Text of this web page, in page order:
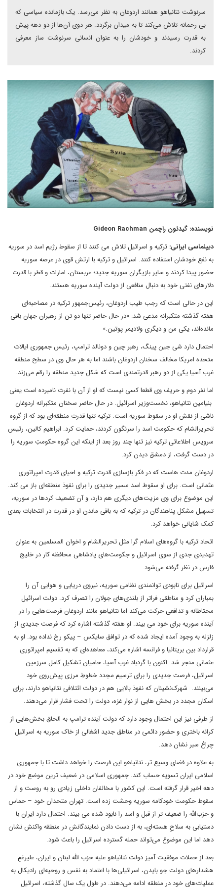
سرنوشت نتانیاهو همانند اردوغان به نظر می‌رسد. یک بازمانده سیاسی که
بی رحمانه تلاش می‌کند تا به میدان برگردد. هر دوی آن‌ها از دو دهه پیش
به قدرت رسیدند و خودشان را به عنوان انسانی سرنوشت ساز معرفی
کردند.
نویسنده: گیدئون راچمن Gideon Rachman
دیپلماسی ایرانی: ترکیه و اسرائیل تلاش می کنند تا از سقوط رژیم اسد در سوریه
به نفع خودشان استفاده کنند. اسرائیل و ترکیه با ارتش قوی در عرصه سوریه
حضور پیدا کردند و سایر بازیگران سوریه جدید؛ عربستان، امارات و قطر با قدرت
دلارهای نفتی خود به دنبال منافعی از دولت آینده سوریه هستند.
این در حالی است که رجب طیب اردوغان، رئیس‌جمهور ترکیه در مصاحبه‌ای
هفته گذشته متکبرانه مدعی شد: «در حال حاضر تنها دو تن از رهبران جهان باقی
مانده‌اند، یکی من و دیگری ولادیمر پوتین.»
احتمال دارد شی جین پینگ، رهبر چین و دونالد ترامپ، رئیس جمهوری ایالات
متحده امریکا مخالف سخنان اردوغان باشند اما به هر حال وی در سطح منطقه
غرب آسیا یکی از دو رهبر قدرتمندی است که شکل جدید منطقه را رقم می‌زند.
اما نفر دوم و حریف وی قطعا کسی نیست که او از آن با نفرت نامبرده است یعنی
بنیامین نتانیاهو، نخست‌وزیر اسرائیل. در حال حاضر سخنان متکبرانه اردوغان
ناشی از نقش او در سقوط سوریه است. ترکیه تنها قدرت منطقه‌ای بود که از گروه
تحریرالشام که حکومت اسد را سرنگون کردند، حمایت کرد‌. ابراهیم کالین، رئیس
سرویس اطلاعاتی ترکیه نیز تنها چند روز بعد از اینکه این گروه حکومتِ سوریه را
در دست گرفت، از دمشق دیدن کرد.
اردوغان مدت هاست که در فکر بازسازی قدرت ترکیه و احیای قدرت امپراتوری
عثمانی است. برای او سقوط اسد مسیر جدیدی را برای نفوذ منطقه‌ای باز می کند.
این موضوع برای وی مزیت‌های دیگری هم دارد، و آن تضعیف کردها در سوریه،
تسهیل مشکل پناهندگان در ترکیه که به باقی ماندن او در قدرت در انتخابات بعدی
کمک شایانی خواهد کرد.
اتحاد ترکیه با گروه‌های اسلام گرا مثل تحریرالشام و اخوان المسلمین به عنوان
تهدیدی جدی از سوی اسرائیل و جکومت‌های پادشاهی‌ محافظه کار در خلیج
فارس در نظر گرفته می‌شود.
اسرائیل برای نابودی توانمندی نظامی سوریه، نیروی دریایی و هوایی آن را
بمباران کرد و مناطقی فراتر از بلندی‌های جولان را تصرف کرد. دولت اسرائیل
محتاطانه و تدافعی حرکت می‌کند اما نتانیاهو مانند اردوغان فرصت‌هایی را در
آینده سوریه برای خود می بیند. او هفته گذشته اشاره کرد که فرصت جدیدی از
زلزله به وجود آمده ایجاد شده که در توافق سایکس – پیکو رخ نداده بود. او به
قرارداد بین بریتانیا و فرانسه اشاره می‌کند، معاهده‌ای که به تقسیم امپراتوری
عثمانی منجر شد. اکنون با گردباد غرب آسیا، حامیان تشکیل کامل سرزمین
اسرائیل، فرصت جدیدی را برای ترسیم مجدد خطوطِ مرزی پیش‌روی خود
می‌بینند. شهرک‌نشینان که نفوذ بالایی هم در دولت ائتلافی نتانیاهو دارند، برای
اسکان مجدد در بخش هایی از نوار غزه، دولت را تحت فشار قرار می‌دهند.
از طرفی نیز این احتمال وجود دارد که دولت آینده ترامپ به الحاق بخش‌هایی از
کرانه باختری و حضور دائمی در مناطق جدید اشغالی از خاک سوریه به اسرائیل
چراغ سبر نشان دهد.
به علاوه در فضای وسیع تر، نتانیاهو این فرصت را خواهد داشت تا با جمهوری
اسلامی ایران تسویه حساب کند. جمهوری اسلامی در ضعیف ترین موضع خود در
دهه اخیر قرار گرفته است. این کشور با مخالفان داخلی زیادی رو به روست و از
سقوط حکومت خودکامه سوریه وحشت زده است. تهران متحدان خود – حماس
و حزب‌الله را ضعیف تر از قبل و اسد را نابود شده می بیند. احتمال دارد ایران با
دستیابی به سلاحِ هسته‌ای، به از دست دادن نمایندگانش در منطقه واکنش نشان
دهد اما این موضوع می‌تواند حمله گسترده اسرائیل را باعث شود.
بعد از حملات موفقیت آمیز دولت نتانیاهو علیه حزب الله لبنان و ایران، علیرغمِ
هشدارهای دولت جو بایدن، اسرائیلی‌ها با اعتماد به نفس و روحیه‌ای رادیکال به
عملیات‌های خود در منطقه ادامه می‌دهند. در طول یک سال گذشته، اسرائیل